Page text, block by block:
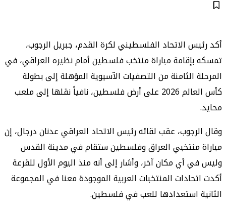
أكد رئيس الاتحاد الفلسطيني لكرة القدم، جبريل الرجوب،
تمسكه بإقامة مباراة منتخب فلسطين أمام نظيره العراقي، في
المرحلة الثامنة من التصفيات الآسيوية المؤهلة إلى بطولة
كأس العالم 2026 على أرض فلسطين، نافياً نقلها إلى ملعب
محايد.
وقال الرجوب، عقب لقائه رئيس الاتحاد العراقي عدنان درجال، إن
مباراة منتخبي العراق وفلسطين ستقام في مدينة القدس
وليس في أي مكان آخر، وأشار إلى أنه منذ اليوم الأول للقرعة
أكدت اتحادات المنتخبات العربية الموجودة معنا في المجموعة
الثانية استعدادها للعب في فلسطين.